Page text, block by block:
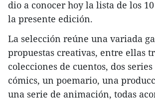
dio a conocer hoy la lista de los
la presente edición.
La selección reúne una variada
propuestas creativas, entre ellas
colecciones de cuentos, dos
cómics, un poemario, una
una serie de animación, todas